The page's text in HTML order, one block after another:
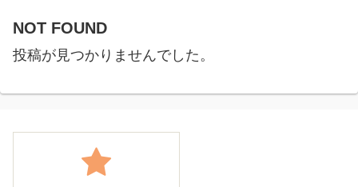
NOT FOUND
投稿が見つかりませんでした。